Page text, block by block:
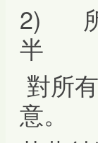
2) 所
半
對所
意。